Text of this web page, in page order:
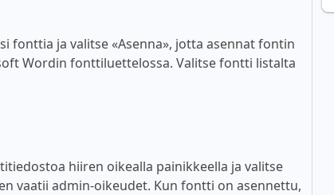
fonttia ja valitse «Asenna», jotta asennat fontin
Wordin fonttiluettelossa. Valitse fontti listalta
hiiren oikealla painikkeella ja valitse
vaatii admin-oikeudet. Kun fontti on asennettu,